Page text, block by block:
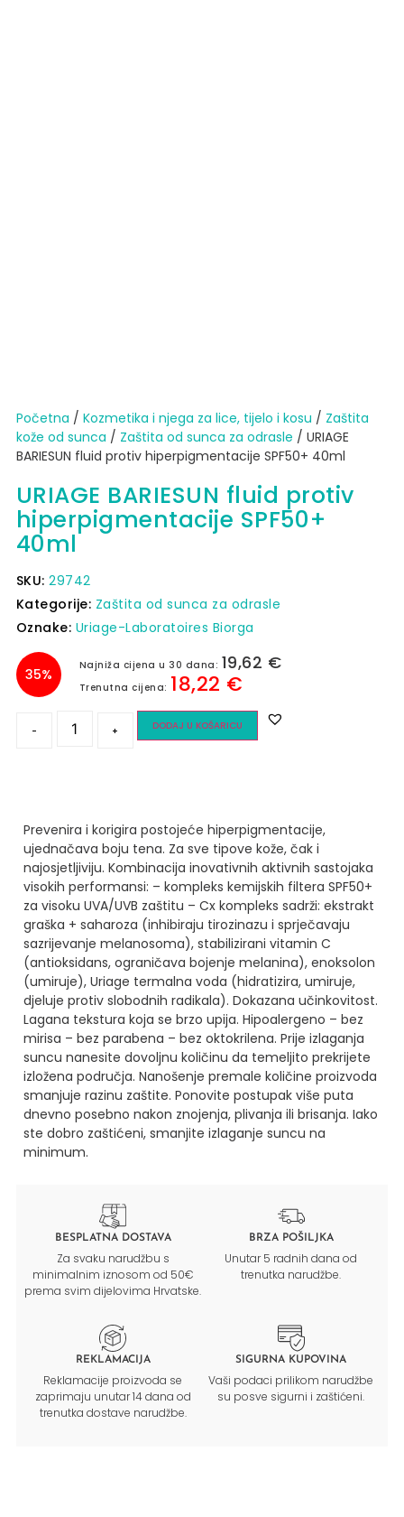
Početna / Kozmetika i njega za lice, tijelo i kosu / Zaštita
kože od sunca​ / Zaštita od sunca za odrasle / URIAGE
BARIESUN fluid protiv hiperpigmentacije SPF50+ 40ml
URIAGE BARIESUN fluid protiv
hiperpigmentacije SPF50+
40ml
SKU:29742
Kategorije: Zaštita od sunca za odrasle
Oznake: Uriage-Laboratoires Biorga
35%
Najniža cijena u 30 dana: 19,62 €
Trenutna cijena: 18,22 €
- + DODAJ U KOŠARICU
Prevenira i korigira postojeće hiperpigmentacije,
ujednačava boju tena. Za sve tipove kože, čak i
najosjetljiviju. Kombinacija inovativnih aktivnih sastojaka
visokih performansi: – kompleks kemijskih filtera SPF50+
za visoku UVA/UVB zaštitu – Cx kompleks sadrži: ekstrakt
graška + saharoza (inhibiraju tirozinazu i sprječavaju
sazrijevanje melanosoma), stabilizirani vitamin C
(antioksidans, ograničava bojenje melanina), enoksolon
(umiruje), Uriage termalna voda (hidratizira, umiruje,
djeluje protiv slobodnih radikala). Dokazana učinkovitost.
Lagana tekstura koja se brzo upija. Hipoalergeno – bez
mirisa – bez parabena – bez oktokrilena. Prije izlaganja
suncu nanesite dovoljnu količinu da temeljito prekrijete
izložena područja. Nanošenje premale količine proizvoda
smanjuje razinu zaštite. Ponovite postupak više puta
dnevno posebno nakon znojenja, plivanja ili brisanja. Iako
ste dobro zaštićeni, smanjite izlaganje suncu na
minimum.
BESPLATNA DOSTAVA
Za svaku narudžbu s
minimalnim iznosom od 50€
prema svim dijelovima Hrvatske.
BRZA POŠILJKA
Unutar 5 radnih dana od
trenutka narudžbe.
REKLAMACIJA
Reklamacije proizvoda se
zaprimaju unutar 14 dana od
trenutka dostave narudžbe.
SIGURNA KUPOVINA
Vaši podaci prilikom narudžbe
su posve sigurni i zaštićeni.